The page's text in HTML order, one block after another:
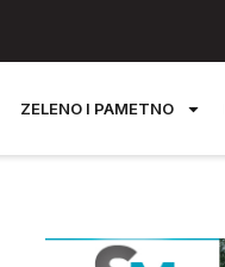
ZELENO I PAMETNO